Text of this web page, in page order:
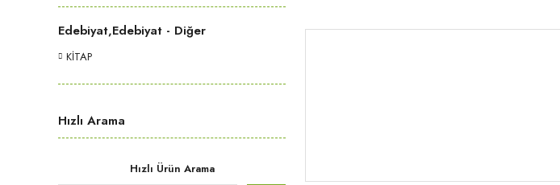
Edebiyat,Edebiyat - Diğer
KİTAP
Hızlı Arama
Hızlı Ürün Arama